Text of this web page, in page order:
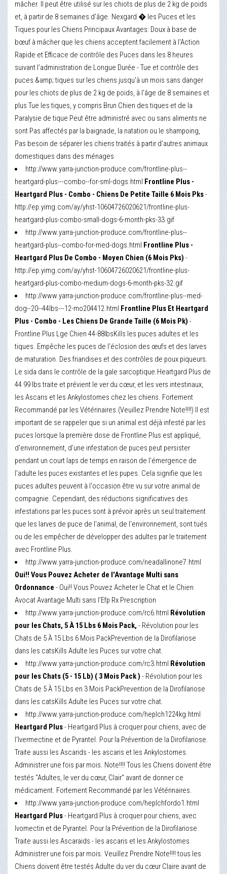
mâcher. Il peut être utilisé sur les chiots de plus de 2 kg de poids
et, à partir de 8 semaines d'âge. Nexgard � les Puces et les
Tiques pour les Chiens Principaux Avantages: Doux à base de
bœuf à mâcher que les chiens acceptent facilement à l'Action
Rapide et Efficace de contrôle des Puces dans les 8 heures
suivant l'administration de Longue Durée - Tue et contrôle des
puces &amp; tiques sur les chiens jusqu'à un mois sans danger
pour les chiots de plus de 2 kg de poids, à l'âge de 8 semaines et
plus Tue les tiques, y compris Brun Chien des tiques et de la
Paralysie de tique Peut être administré avec ou sans aliments ne
sont Pas affectés par la baignade, la natation ou le shampoing,
Pas besoin de séparer les chiens traités à partir d'autres animaux
domestiques dans des ménages
http://www.yarra-junction-produce.com/frontline-plus--
heartgard-plus---combo--for-sml-dogs.html Frontline Plus -
Heartgard Plus - Combo - Chiens De Petite Taille 6 Mois Pks-
http://ep.yimg.com/ay/yhst-10604726020621/frontline-plus-
heartgard-plus-combo-small-dogs-6-month-pks-33.gif
http://www.yarra-junction-produce.com/frontline-plus--
heartgard-plus--combo-for-med-dogs.html Frontline Plus -
Heartgard Plus De Combo - Moyen Chien (6 Mois Pks) -
http://ep.yimg.com/ay/yhst-10604726020621/frontline-plus-
heartgard-plus-combo-medium-dogs-6-month-pks-32.gif
http://www.yarra-junction-produce.com/frontline-plus--med-
dog--20--44lbs---12-mo204412.html Frontline Plus Et Heartgard
Plus - Combo - Les Chiens De Grande Taille (6 Mois Pk) -
Frontline Plus Lge Chien 44-88lbsKills les puces adultes et les
tiques. Empêche les puces de l'éclosion des œufs et des larves
de maturation. Des friandises et des contrôles de poux piqueurs.
Le sida dans le contrôle de la gale sarcoptique.Heartgard Plus de
44 99 lbs traite et prévient le ver du cœur, et les vers intestinaux,
les Ascaris et les Ankylostomes chez les chiens. Fortement
Recommandé par les Vétérinaires.(Veuillez Prendre Note!!!!) Il est
important de se rappeler que si un animal est déjà infesté par les
puces lorsque la première dose de Frontline Plus est appliqué,
d'environnement, d'une infestation de puces peut persister
pendant un court laps de temps en raison de l'émergence de
l'adulte les puces existantes et les pupes. Cela signifie que les
puces adultes peuvent à l'occasion être vu sur votre animal de
compagnie. Cependant, des réductions significatives des
infestations par les puces sont à prévoir après un seul traitement
que les larves de puce de l'animal, de l'environnement, sont tués
ou de les empêcher de développer des adultes par le traitement
avec Frontline Plus.
http://www.yarra-junction-produce.com/neadallinone7.html
Oui!! Vous Pouvez Acheter de l'Avantage Multi sans
Ordonnance - Oui!! Vous Pouvez Acheter le Chat et le Chien
Avocat Avantage Multi sans l'Efp Rx Prescription
http://www.yarra-junction-produce.com/rc6.html Révolution
pour les Chats, 5 À 15 Lbs 6 Mois Pack,- Révolution pour les
Chats de 5 À 15 Lbs 6 Mois PackPrevention de la Dirofilariose
dans les catsKills Adulte les Puces sur votre chat.
http://www.yarra-junction-produce.com/rc3.html Révolution
pour les Chats (5 - 15 Lb) ( 3 Mois Pack ) - Révolution pour les
Chats de 5 À 15 Lbs en 3 Mois PackPrevention de la Dirofilariose
dans les catsKills Adulte les Puces sur votre chat.
http://www.yarra-junction-produce.com/heplch1224kg.html
Heartgard Plus- Heartgard Plus à croquer pour chiens, avec de
l'Ivermectine et de Pyrantel. Pour la Prévention de la Dirofilariose.
Traite aussi les Ascarids - les ascaris et les Ankylostomes.
Administrer une fois par mois. Note!!!! Tous les Chiens doivent être
testés "Adultes, le ver du cœur, Clair" avant de donner ce
médicament. Fortement Recommandé par les Vétérinaires.
http://www.yarra-junction-produce.com/heplchfordo1.html
Heartgard Plus- Heartgard Plus à croquer pour chiens, avec
Ivomectin et de Pyrantel. Pour la Prévention de la Dirofilariose.
Traite aussi les Ascaraids - les ascaris et les Ankylostomes.
Administrer une fois par mois. Veuillez Prendre Note!!!! tous les
Chiens doivent être testés Adulte du ver du cœur Claire avant de